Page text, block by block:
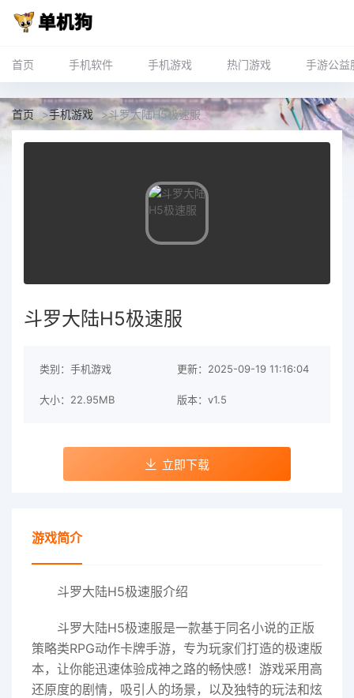
首页 手机软件 手机游戏 热门游戏 手游公益
首页 >手机游戏 >斗罗大陆H5极速服
斗罗大陆H5极速服
类别：手机游戏 更新：2025-09-19 11:16:04
大小：22.95MB 版本：v1.5
立即下载
游戏简介
斗罗大陆H5极速服介绍
斗罗大陆H5极速服是一款基于同名小说的正版
策略类RPG动作卡牌手游，专为玩家们打造的极速版
本，让你能迅速体验成神之路的畅快感！游戏采用高
还原度的剧情，吸引人的场景，以及独特的玩法和炫